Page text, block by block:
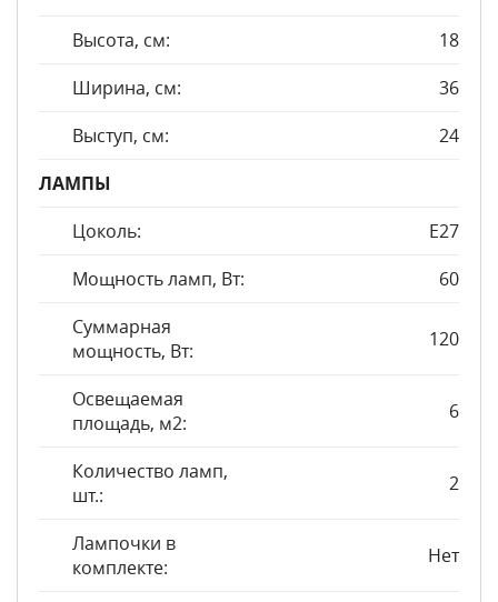
Высота, см:
18
Ширина, см:
36
Выступ, см:
24
ЛАМПЫ
Цоколь:
E27
Мощность ламп, Вт:
60
Суммарная
мощность, Вт:
120
Освещаемая
площадь, м2:
6
Количество ламп,
шт.:
2
Лампочки в
комплекте:
Нет